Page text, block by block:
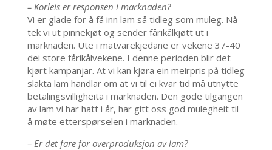
– Korleis er responsen i marknaden?
Vi er glade for å få inn lam så tidleg som muleg. Nå
tek vi ut pinnekjøt og sender fårikålkjøtt ut i
marknaden. Ute i matvarekjedane er vekene 37-40
dei store fårikålvekene. I denne perioden blir det
kjørt kampanjar. At vi kan kjøra ein meirpris på tidleg
slakta lam handlar om at vi til ei kvar tid må utnytte
betalingsvilligheita i marknaden. Den gode tilgangen
av lam vi har hatt i år, har gitt oss god mulegheit til
å møte etterspørselen i marknaden.
– Er det fare for overproduksjon av lam?